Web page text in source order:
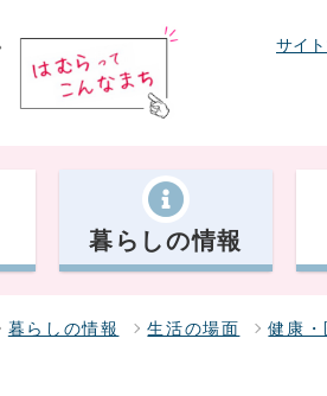
サイ
暮らしの情報
暮らしの情報 生活の場面 健康・